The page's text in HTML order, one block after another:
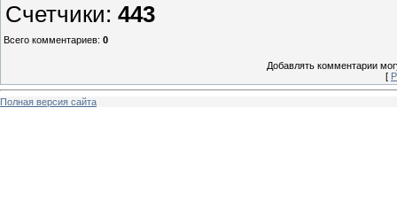
Счетчики: 443
Всего комментариев: 0
Добавлять комментарии
[
Полная версия сайта